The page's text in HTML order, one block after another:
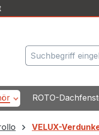
ROTO-
VELUX-